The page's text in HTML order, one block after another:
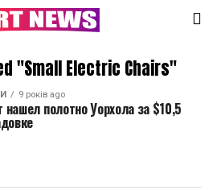
"Small Electric Chairs"
9 років ago
полотно Уорхола за $10,5